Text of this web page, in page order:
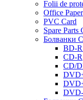
Folii de
Office Paper
PVC Card
Spare Parts
Болванки
BD-
CD-R
CD/